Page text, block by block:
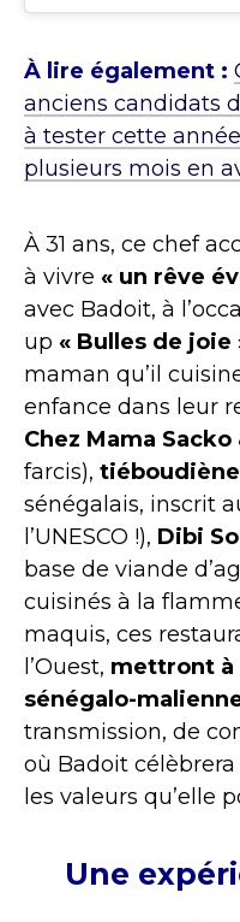
À lire également :
anciens candidats
à tester cette
plusieurs mois en
À 31 ans, ce chef
à vivre « un rêve
avec Badoit, à
up « Bulles de joie
maman qu’il
enfance dans leur
Chez Mama Sacko
farcis), tiéboudiène
sénégalais, inscrit
l’UNESCO !), Dibi
base de viande
cuisinés à la
maquis, ces
l’Ouest, mettront à
sénégalo-
transmission, de
où Badoit
les valeurs qu’elle
Une